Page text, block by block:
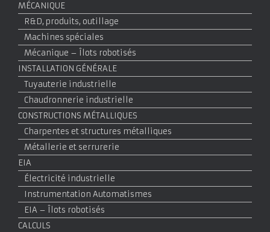
MÉCANIQUE
R&D, produits, outillage
Machines spéciales
Mécanique – Îlots robotisés
INSTALLATION GÉNÉRALE
Tuyauterie industrielle
Chaudronnerie industrielle
CONSTRUCTIONS MÉTALLIQUES
Charpentes et structures métalliques
Métallerie et serrurerie
EIA
Électricité industrielle
Instrumentation Automatismes
EIA – Îlots robotisés
CALCULS